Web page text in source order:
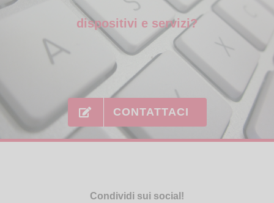
dispositivi e servizi?
CONTATTACI
Condividi sui social!